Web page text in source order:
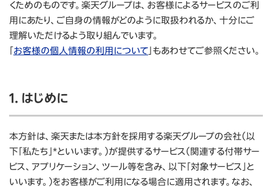
くためのものです。楽天グループは、お客様によるサービスのご利
用にあたり、ご自身の情報がどのように取扱われるか、十分にご
理解いただけるよう取り組んでいます。
お客様の個人情報の利用について 」もあわせてご参照ください。
1. はじめに
本方針は、楽天または本方針を採用する楽天グループの会社（以
下「私たち」*といいます。）が提供するサービス（関連する付帯サー
ビス、アプリケーション、ツール等を含み、以下「対象サービス」と
いいます。）をお客様がご利用になる場合に適用されます。なお、